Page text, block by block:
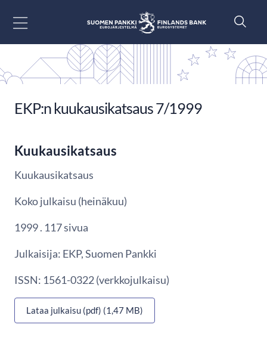
EKP:n kuukausikatsaus 7/1999
Kuukausikatsaus
Kuukausikatsaus
Koko julkaisu (heinäkuu)
1999 . 117 sivua
Julkaisija: EKP, Suomen Pankki
ISSN: 1561-0322 (verkkojulkaisu)
Lataa julkaisu (pdf) (1,47 MB)